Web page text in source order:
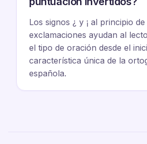
Los signos ¿ y ¡ al principio
exclamaciones ayudan al
el tipo de oración desde el
característica única de la
española.